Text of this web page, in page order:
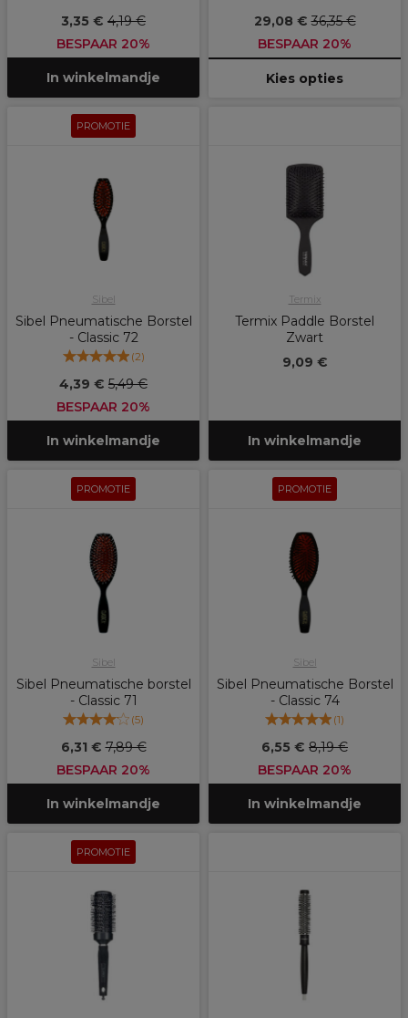
3,35 € 4,19 €
BESPAAR 20%
In winkelmandje
29,08 €36,35 €
BESPAAR 20%
Kies opties
PROMOTIE
Sibel
Sibel Pneumatische Borstel
- Classic 72
(2)
4,39 € 5,49 €
BESPAAR 20%
In winkelmandje
Termix
Termix Paddle Borstel
Zwart
9,09 €
In winkelmandje
PROMOTIE
Sibel
Sibel Pneumatische borstel
- Classic 71
(5)
6,31 €7,89 €
BESPAAR 20%
In winkelmandje
PROMOTIE
Sibel
Sibel Pneumatische Borstel
- Classic 74
(1)
6,55 € 8,19 €
BESPAAR 20%
In winkelmandje
PROMOTIE